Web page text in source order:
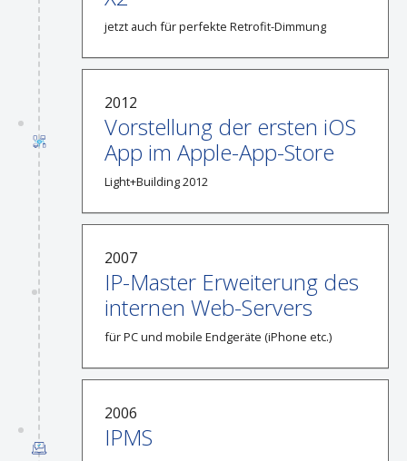
jetzt auch für perfekte Retrofit-Dimmung
2012
Vorstellung der ersten iOS
App im Apple-App-Store
Light+Building 2012
2007
IP-Master Erweiterung des
internen Web-Servers
für PC und mobile Endgeräte (iPhone etc.)
2006
IPMS